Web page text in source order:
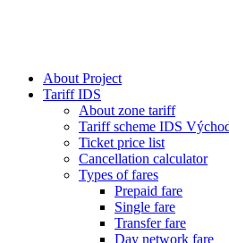
About Project
Tariff IDS
About zone tariff
Tariff scheme IDS
Ticket price list
Cancellation calculator
Types of fares
Prepaid fare
Single fare
Transfer fare
Day network fare